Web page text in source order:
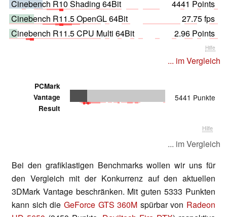
Cinebench R10 Shading 64Bit
4441 Points
Cinebench R11.5 OpenGL 64Bit
27.75 fps
Cinebench R11.5 CPU Multi 64Bit
2.96 Points
Hilfe
... im Vergleich
PCMark
Vantage
Result
5441 Punkte
Hilfe
... im Vergleich
Bei den grafiklastigen Benchmarks wollen wir uns für
den Vergleich mit der Konkurrenz auf den aktuellen
3DMark Vantage beschränken. Mit guten 5333 Punkten
kann sich die GeForce GTS 360M spürbar von Radeon